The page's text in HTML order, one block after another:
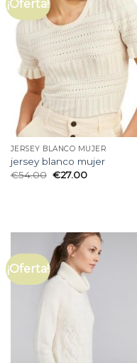
¡Oferta!
JERSEY BLANCO MUJER
jersey blanco mujer
€54.00 €27.00
¡Oferta!